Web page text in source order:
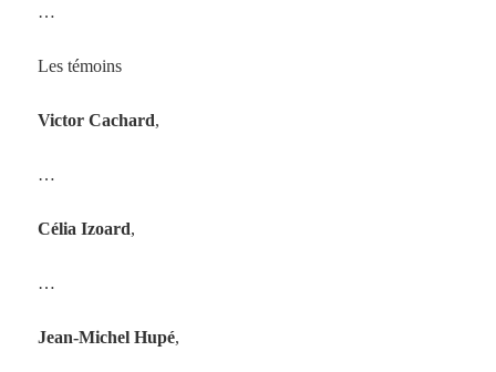
…
Les témoins
Victor Cachard,
…
Célia Izoard,
…
Jean-Michel Hupé,